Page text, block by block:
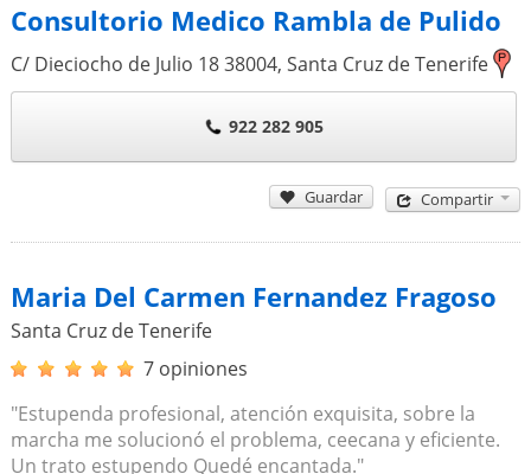
Consultorio Medico Rambla de Pulido
C/ Dieciocho de Julio 1838004, Santa Cruz de Tenerife
922 282 905
Guardar Compartir
Maria Del Carmen Fernandez Fragoso
Santa Cruz de Tenerife
7 opiniones
"Estupenda profesional, atención exquisita, sobre la
marcha me solucionó el problema, ceecana y eficiente.
Un trato estupendo Quedé encantada."